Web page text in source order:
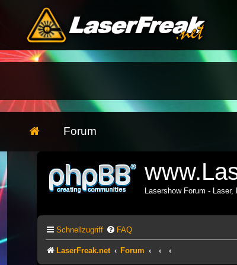
Forum
Lasershow Forum -
Schnellzugriff FAQ
LaserFreak.net Forum